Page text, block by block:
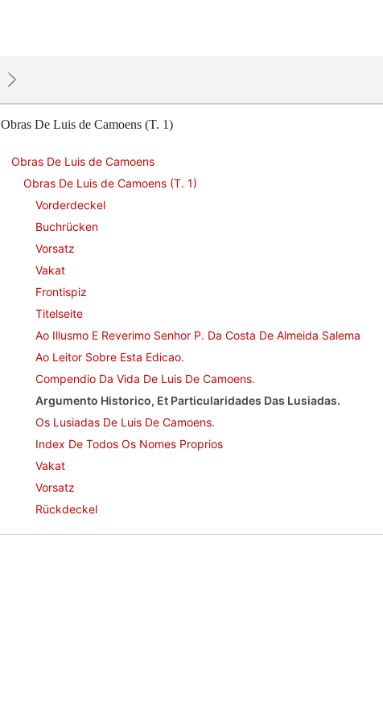
Obras De Luis de Camoens (T. 1)
Obras De Luis de Camoens
Obras De Luis de Camoens (T. 1)
Vorderdeckel
Buchrücken
Vorsatz
Vakat
Frontispiz
Titelseite
Ao Illusmo E Reverimo Senhor P. Da Costa De Almeida Salema
Ao Leitor Sobre Esta Edicao.
Compendio Da Vida De Luis De Camoens.
Argumento Historico, Et Particularidades Das Lusiadas.
Os Lusiadas De Luis De Camoens.
Index De Todos Os Nomes Proprios
Vakat
Vorsatz
Rückdeckel